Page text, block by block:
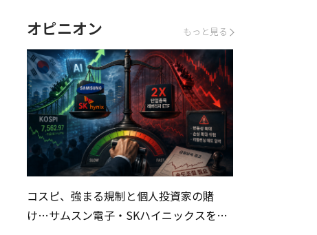
オピニオン もっと見る
コスピ、強まる規制と個人投資家の賭
け…サムスン電子・SKハイニックスを巡